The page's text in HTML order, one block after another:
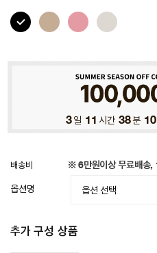
3일 11 시간 38분 07
배송비 ※ 6만원이상 무료배송,
옵션명
추가 구성 상품